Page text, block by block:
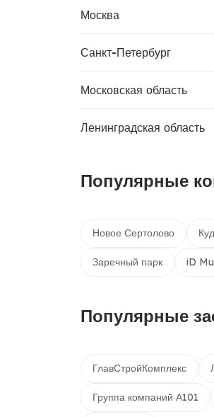
Москва
Санкт-Петербург
Московская область
Ленинградская область
Популярные
Новое Сертолово
Заречный парк iD
Популярные
ГлавСтройКомплекс
Группа компаний А101